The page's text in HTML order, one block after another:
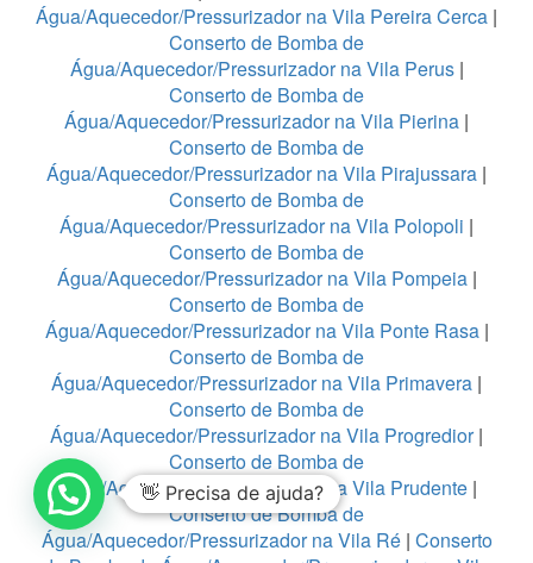
Água/Aquecedor/Pressurizador na Vila Pereira Cerca |
Conserto de Bomba de
Água/Aquecedor/Pressurizador na Vila Perus|
Conserto de Bomba de
Água/Aquecedor/Pressurizador na Vila Pierina |
Conserto de Bomba de
Água/Aquecedor/Pressurizador na Vila Pirajussara |
Conserto de Bomba de
Água/Aquecedor/Pressurizador na Vila Polopoli |
Conserto de Bomba de
Água/Aquecedor/Pressurizador na Vila Pompeia|
Conserto de Bomba de
Água/Aquecedor/Pressurizador na Vila Ponte Rasa|
Conserto de Bomba de
Água/Aquecedor/Pressurizador na Vila Primavera |
Conserto de Bomba de
Água/Aquecedor/Pressurizador na Vila Progredior|
Conserto de Bomba de
Água/Aquecedor/Pressurizador na Vila Prudente |
Conserto de Bomba de
Água/Aquecedor/Pressurizador na Vila Ré| Conserto
👋 Precisa de ajuda?